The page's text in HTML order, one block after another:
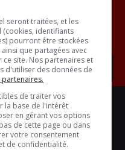
l'infolettre.
seront traitées, et les
identifiants
pourront être stockées
que partagées avec
site. Nos partenaires et
d'utiliser des données de
partenaires.
de traiter vos
la base de l'intérêt
en gérant vos options
de cette page ou dans
votre consentement
de confidentialité.